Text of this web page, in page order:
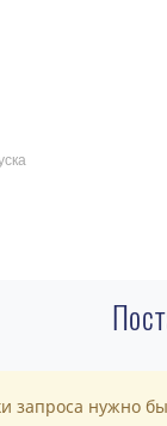
запроса нужно